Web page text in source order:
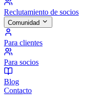
Reclutamiento de socios
Comunidad
Para clientes
Para socios
Blog
Contacto